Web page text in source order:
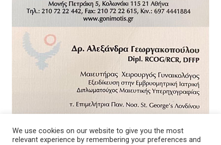
We use cookies on our website to give you the most
relevant experience by remembering your preferences and